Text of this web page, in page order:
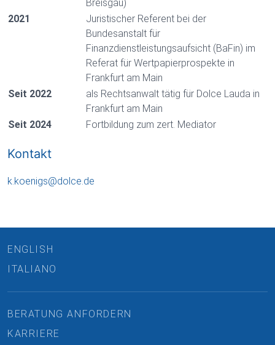
Breisgau)
2021
Juristischer Referent bei der
Bundesanstalt für
Finanzdienstleistungsaufsicht (BaFin) im
Referat für Wertpapierprospekte in
Frankfurt am Main
Seit 2022
als Rechtsanwalt tätig für Dolce Lauda in
Frankfurt am Main
Seit 2024
Fortbildung zum zert. Mediator
Kontakt
k.koenigs@dolce de
ENGLISH
ITALIANO
BERATUNG ANFORDERN
KARRIERE